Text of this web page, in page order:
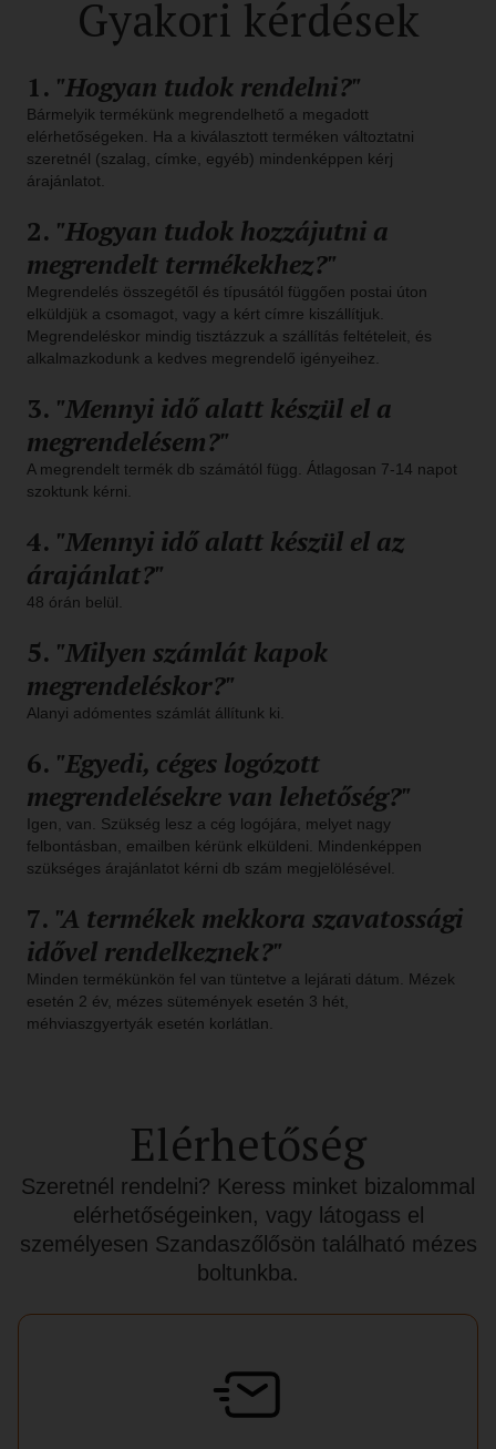
Gyakori kérdések
1. "Hogyan tudok rendelni?"
Bármelyik termékünk megrendelhető a megadott
elérhetőségeken. Ha a kiválasztott terméken változtatni
szeretnél (szalag, címke, egyéb) mindenképpen kérj
árajánlatot.
2. "Hogyan tudok hozzájutni a
megrendelt termékekhez?"
Megrendelés összegétől és típusától függően postai úton
elküldjük a csomagot, vagy a kért címre kiszállítjuk.
Megrendeléskor mindig tisztázzuk a szállítás feltételeit, és
alkalmazkodunk a kedves megrendelő igényeihez.
3. "Mennyi idő alatt készül el a
megrendelésem?"
A megrendelt termék db számától függ. Átlagosan 7-14 napot
szoktunk kérni.
4. "Mennyi idő alatt készül el az
árajánlat?"
48 órán belül.
5. "Milyen számlát kapok
megrendeléskor?"
Alanyi adómentes számlát állítunk ki.
6. "Egyedi, céges logózott
megrendelésekre van lehetőség?"
Igen, van. Szükség lesz a cég logójára, melyet nagy
felbontásban, emailben kérünk elküldeni. Mindenképpen
szükséges árajánlatot kérni db szám megjelölésével.
7. "A termékek mekkora szavatossági
idővel rendelkeznek?"
Minden termékünkön fel van tüntetve a lejárati dátum. Mézek
esetén 2 év, mézes sütemények esetén 3 hét,
méhviaszgyertyák esetén korlátlan.
Elérhetőség
Szeretnél rendelni? Keress minket bizalommal
elérhetőségeinken, vagy látogass el
személyesen Szandaszőlősön található mézes
boltunkba.